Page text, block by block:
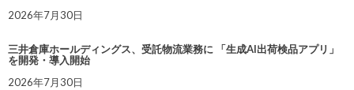
2026年7月30日
三井倉庫ホールディングス、受託物流業務に 「生成AI出荷検品アプリ」
を開発・導入開始
2026年7月30日